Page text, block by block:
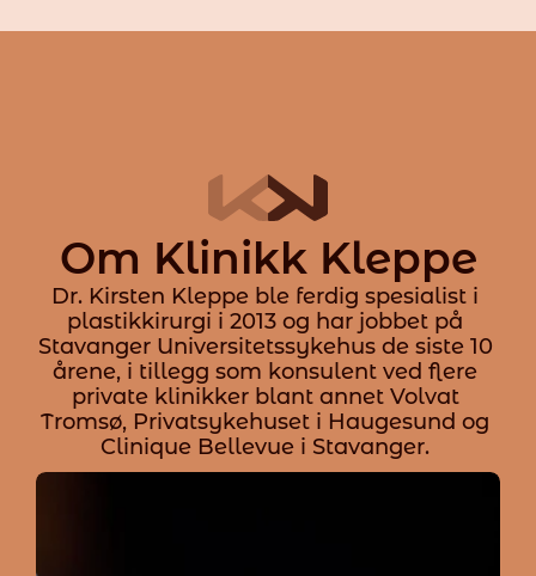
Om Klinikk Kleppe
Dr. Kirsten Kleppe ble ferdig spesialist i
plastikkirurgi i 2013 og har jobbet på
Stavanger Universitetssykehus de siste 10
årene, i tillegg som konsulent ved flere
private klinikker blant annet Volvat
Tromsø, Privatsykehuset i Haugesund og
Clinique Bellevue i Stavanger.